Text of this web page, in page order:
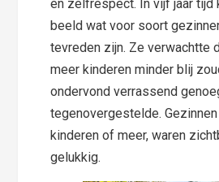
en zelfrespect. In vijf jaar tijd
beeld wat voor soort
tevreden zijn. Ze verwachtte
meer kinderen minder blij
ondervond verrassend
tegenovergestelde.
kinderen of meer, waren
gelukkig.